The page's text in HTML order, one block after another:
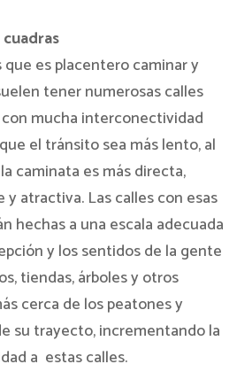
que es placentero caminar y
tener numerosas calles
mucha interconectividad
el tránsito sea más lento, al
caminata es más directa,
atractiva. Las calles con esas
hechas a una escala adecuada
y los sentidos de la gente
tiendas, árboles y otros
cerca de los peatones y
su trayecto, incrementando la
a estas calles.